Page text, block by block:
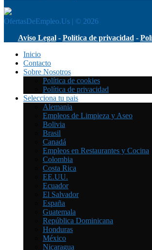
OfertasDeEmpleo.Us | © 2026
Aviso Legal- Política de privacidad-
Inicio
Contacto
Sobre Nosotros
Política de cookies
Política de privacidad
Selecciona tu pais
Alemania
Empleos de Limpieza y Aseo
Bolivia
Brasil
Canadá
Empleos en Restaurantes y Cocina
Colombia
Costa Rica
EE.UU.
Ecuador
El Salvador
España
Guatemala
República Dominicana
Honduras
México
Nicaragua